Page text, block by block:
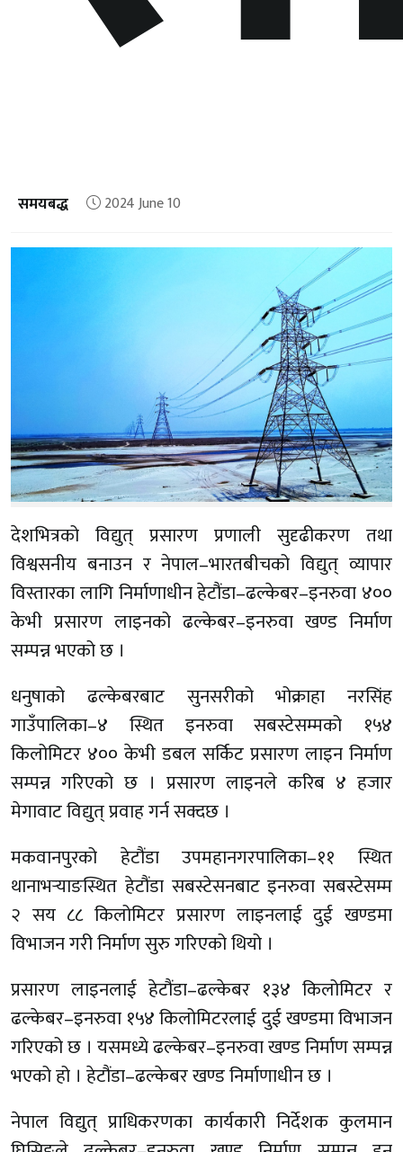
समयबद्ध 2024 June 10
देशभित्रको विद्युत् प्रसारण प्रणाली सुदृढीकरण तथा
विश्वसनीय बनाउन र नेपाल–भारतबीचको विद्युत् व्यापार
विस्तारका लागि निर्माणाधीन हेटौंडा–ढल्केबर–इनरुवा ४००
केभी प्रसारण लाइनको ढल्केबर–इनरुवा खण्ड निर्माण
सम्पन्न भएको छ ।
धनुषाको ढल्केबरबाट सुनसरीको भोक्राहा नरसिंह
गाउँपालिका–४ स्थित इनरुवा सबस्टेसम्मको १५४
किलोमिटर ४०० केभी डबल सर्किट प्रसारण लाइन निर्माण
सम्पन्न गरिएको छ । प्रसारण लाइनले करिब ४ हजार
मेगावाट विद्युत् प्रवाह गर्न सक्दछ ।
मकवानपुरको हेटौंडा उपमहानगरपालिका–११ स्थित
थानाभर्‍याङस्थित हेटौंडा सबस्टेसनबाट इनरुवा सबस्टेसम्म
२ सय ८८ किलोमिटर प्रसारण लाइनलाई दुई खण्डमा
विभाजन गरी निर्माण सुरु गरिएको थियो ।
प्रसारण लाइनलाई हेटौंडा–ढल्केबर १३४ किलोमिटर र
ढल्केबर–इनरुवा १५४ किलोमिटरलाई दुई खण्डमा विभाजन
गरिएको छ । यसमध्ये ढल्केबर–इनरुवा खण्ड निर्माण सम्पन्न
भएको हो । हेटौंडा–ढल्केबर खण्ड निर्माणाधीन छ ।
नेपाल विद्युत् प्राधिकरणका कार्यकारी निर्देशक कुलमान